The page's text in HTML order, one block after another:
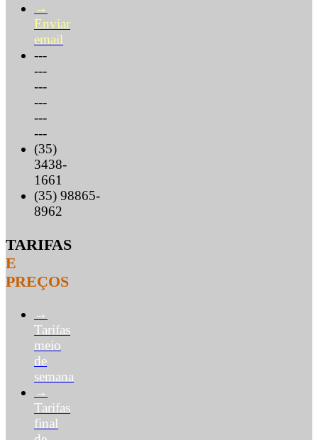
→
Enviar
email
---
---
---
---
---
---
(35)
3438-
1661
(35) 98865-
8962
TARIFAS
E
PREÇOS
→
Tarifas
meio
de
semana
→
Tarifas
final